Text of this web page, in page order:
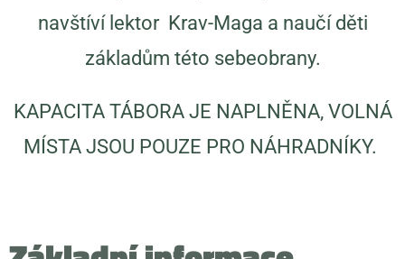
navštíví lektor Krav-Maga a naučí děti
základům této sebeobrany.
KAPACITA TÁBORA JE NAPLNĚNA, VOLNÁ
MÍSTA JSOU POUZE PRO NÁHRADNÍKY.